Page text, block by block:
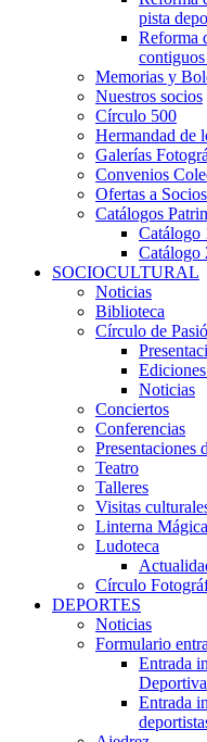
pista
Reforma
Memorias y
Nuestros socios
Círculo 500
Hermandad de
Galerías
Convenios
Ofertas a Socios
Catálogos
Catálogo
Catálogo
SOCIOCULTURAL
Noticias
Biblioteca
Círculo de
Noticias
Conciertos
Conferencias
Presentaciones
Teatro
Talleres
Visitas
Linterna Mágica
Ludoteca
Círculo
DEPORTES
Noticias
Formulario
Entrada
Entrada